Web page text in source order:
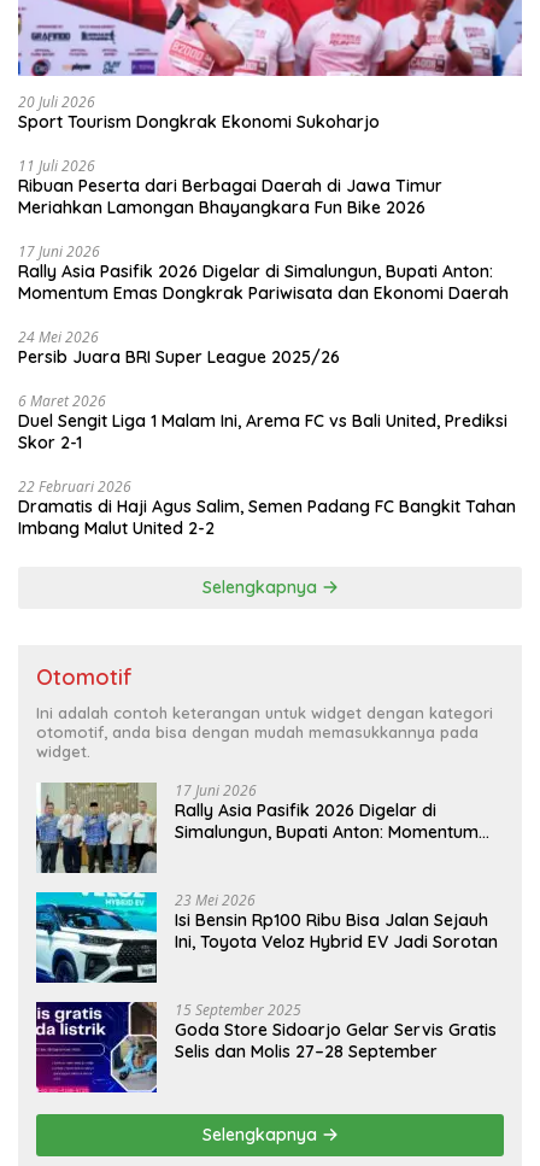
20 Juli 2026
Sport Tourism Dongkrak Ekonomi Sukoharjo
11 Juli 2026
Ribuan Peserta dari Berbagai Daerah di Jawa Timur
Meriahkan Lamongan Bhayangkara Fun Bike 2026
17 Juni 2026
Rally Asia Pasifik 2026 Digelar di Simalungun, Bupati Anton:
Momentum Emas Dongkrak Pariwisata dan Ekonomi Daerah
24 Mei 2026
Persib Juara BRI Super League 2025/26
6 Maret 2026
Duel Sengit Liga 1 Malam Ini, Arema FC vs Bali United, Prediksi
Skor 2-1
22 Februari 2026
Dramatis di Haji Agus Salim, Semen Padang FC Bangkit Tahan
Imbang Malut United 2-2
Selengkapnya
Otomotif
Ini adalah contoh keterangan untuk widget dengan kategori
otomotif, anda bisa dengan mudah memasukkannya pada
widget.
17 Juni 2026
Rally Asia Pasifik 2026 Digelar di
Simalungun, Bupati Anton: Momentum
23 Mei 2026
Isi Bensin Rp100 Ribu Bisa Jalan Sejauh
Ini, Toyota Veloz Hybrid EV Jadi Sorotan
15 September 2025
Goda Store Sidoarjo Gelar Servis Gratis
Selis dan Molis 27–28 September
Selengkapnya